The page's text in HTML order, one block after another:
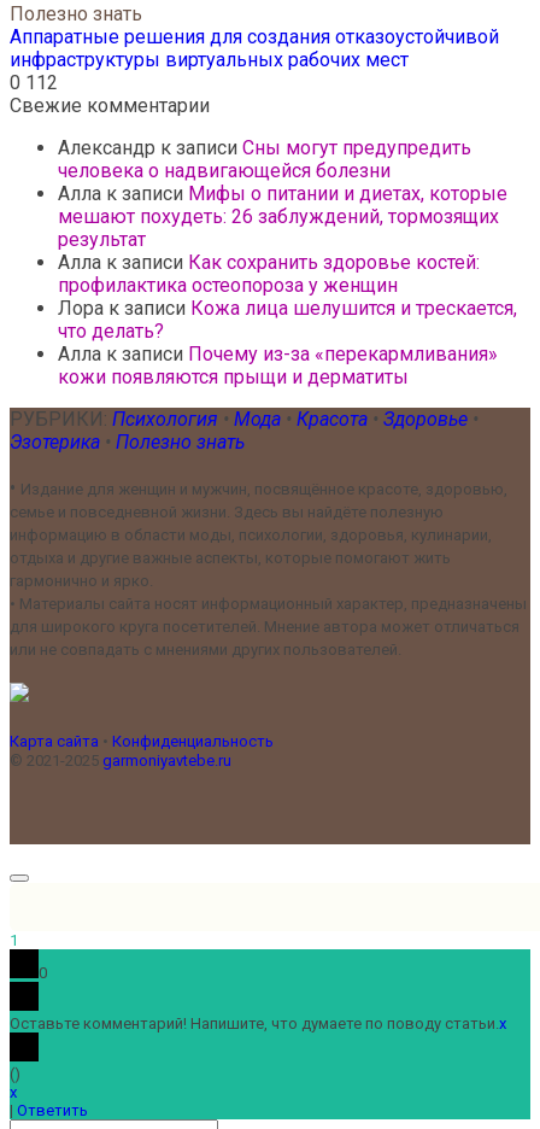
Полезно знать
Аппаратные решения для создания отказоустойчивой
инфраструктуры виртуальных рабочих мест
0 112
Свежие комментарии
Александр к записи Сны могут предупредить
человека о надвигающейся болезни
Алла к записи Мифы о питании и диетах, которые
мешают похудеть: 26 заблуждений, тормозящих
результат
Алла к записи Как сохранить здоровье костей:
профилактика остеопороза у женщин
Лора к записи Кожа лица шелушится и трескается,
что делать?
Алла к записи Почему из-за «перекармливания»
кожи появляются прыщи и дерматиты
РУБРИКИ: Психология • Мода • Красота • Здоровье •
Эзотерика • Полезно знать
• Издание для женщин и мужчин, посвящённое красоте, здоровью,
семье и повседневной жизни. Здесь вы найдёте полезную
информацию в области моды, психологии, здоровья, кулинарии,
отдыха и другие важные аспекты, которые помогают жить
гармонично и ярко.
• Материалы сайта носят информационный характер, предназначены
для широкого круга посетителей. Мнение автора может отличаться
или не совпадать с мнениями других пользователей.
Карта сайта • Конфиденциальность
© 2021-2025 garmoniyavtebe.ru
1
0
Оставьте комментарий! Напишите, что думаете по поводу статьи. x
()
x
| Ответить